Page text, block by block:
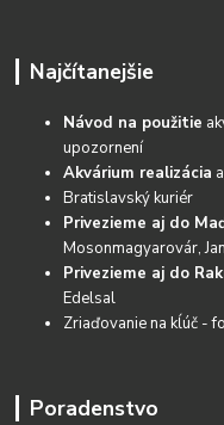
Najčítanejšie
Návod na použitie
upozornení
Akvárium realizácia
Bratislavský kuriér
Privezieme aj do
Mosonmagyarovár,
Privezieme aj do
Edelsal
Zriaďovanie na kĺúč -
Poradenstvo